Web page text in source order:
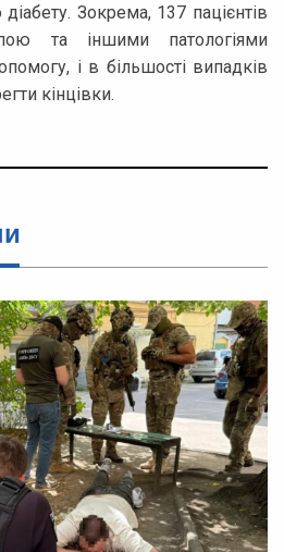
Зокрема, 137 пацієнтів
та іншими патологіями
і в більшості випадків
кінцівки.